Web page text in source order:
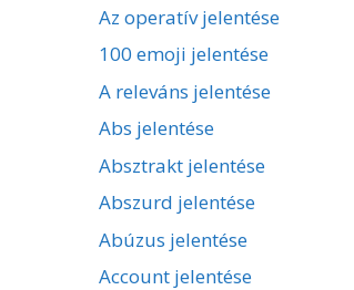
Az operatív jelentése
100 emoji jelentése
A releváns jelentése
Abs jelentése
Absztrakt jelentése
Abszurd jelentése
Abúzus jelentése
Account jelentése